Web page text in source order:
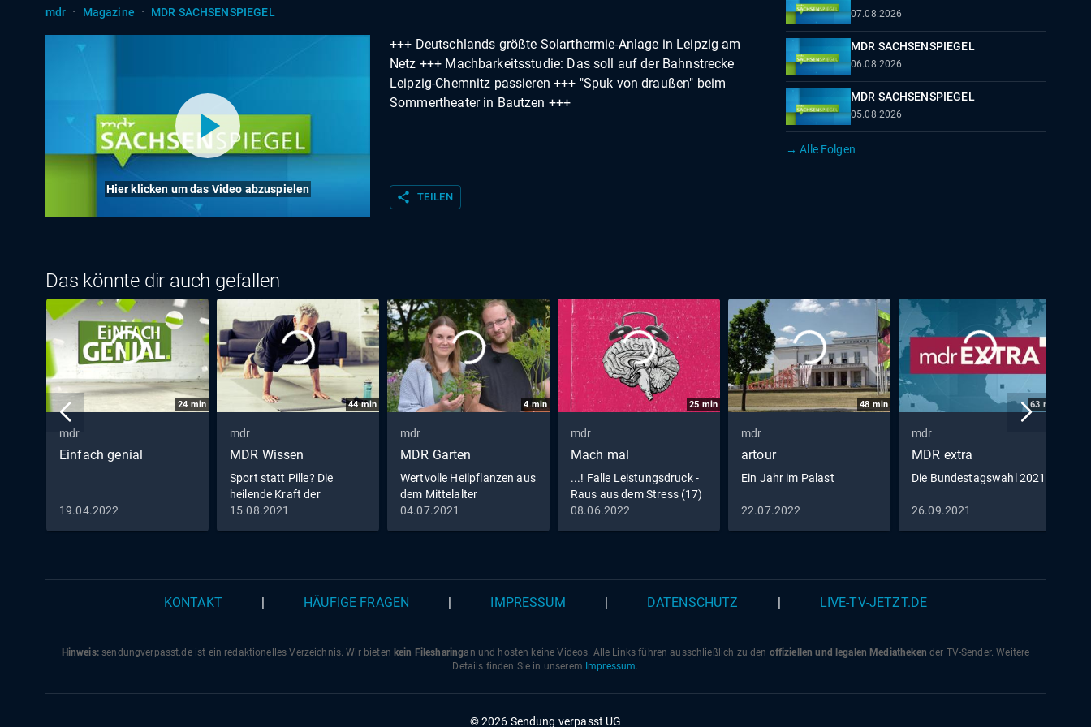
mdr · Magazine · MDR SACHSENSPIEGEL
Hier klicken um das Video abzuspielen
+++ Deutschlands größte Solarthermie-Anlage in Leipzig am
Netz +++ Machbarkeitsstudie: Das soll auf der Bahnstrecke
Leipzig-Chemnitz passieren +++ "Spuk von draußen" beim
Sommertheater in Bautzen +++
share TEILEN
07.08.2026
MDR SACHSENSPIEGEL
06.08.2026
MDR SACHSENSPIEGEL
05.08.2026
→ Alle Folgen
Das könnte dir auch gefallen
24 min
mdr
Einfach genial
19.04.2022
44min
mdr
MDR Wissen
Sport statt Pille? Die
heilende Kraft der
Bewegung
15.08.2021
4min
mdr
MDR Garten
Wertvolle Heilpflanzen aus
dem Mittelalter
04.07.2021
25 min
mdr
Mach mal
...! Falle Leistungsdruck -
Raus aus dem Stress (17)
08.06.2022
48 min
mdr
artour
Ein Jahr im Palast
22.07.2022
63 min
mdr
MDR extra
Die Bundestagswahl 2021
26.09.2021
KONTAKT HÄUFIGE FRAGEN IMPRESSUM DATENSCHUTZ LIVE-TV-JETZT.DE
Hinweis:sendungverpasst.deist ein redaktionelles Verzeichnis. Wir bieten kein Filesharingan und hosten keine Videos. Alle Links führen ausschließlich zu den offiziellen und legalen Mediatheken der TV-Sender. Weitere
Details finden Sie in unserem Impressum.
© 2026 Sendung verpasst UG